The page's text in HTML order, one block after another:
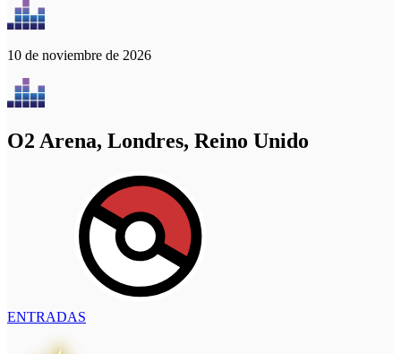
10 de noviembre de 2026
O2 Arena, Londres, Reino Unido
ENTRADAS